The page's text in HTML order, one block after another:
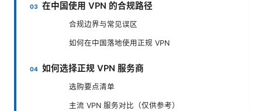
在中国使用 VPN 的合规路径
合规边界与常见误区
如何在中国落地使用正规 VPN
如何选择正规 VPN 服务商
选购要点清单
主流 VPN 服务对比（仅供参考）